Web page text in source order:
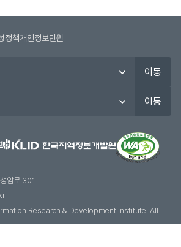
정책개인정보민원
이동
이동
암로 301
Research & Development Institute. AII